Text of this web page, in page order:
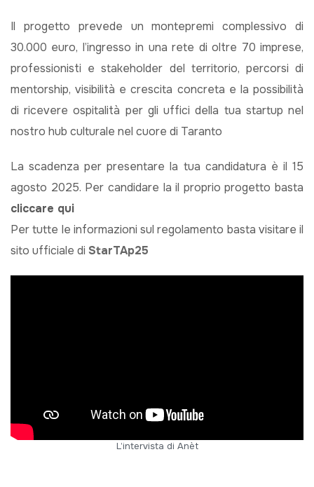
Il progetto prevede un montepremi complessivo di
30.000 euro, l’ingresso in una rete di oltre 70 imprese,
professionisti e stakeholder del territorio, percorsi di
mentorship, visibilità e crescita concreta e la possibilità
di ricevere ospitalità per gli uffici della tua startup nel
nostro hub culturale nel cuore di Taranto
La scadenza per presentare la tua candidatura è il 15
agosto 2025. Per candidare la il proprio progetto basta
cliccare qui
Per tutte le informazioni sul regolamento basta visitare il
sito ufficiale di StarTAp25
L’intervista di Anèt